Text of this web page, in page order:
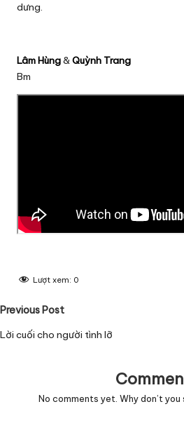
dưng.
Lâm Hùng&Quỳnh Trang
Bm
Lượt xem: 0
Post
navigation
Previous Post
Lời cuối cho người tình lỡ
No comments yet. Why don’t